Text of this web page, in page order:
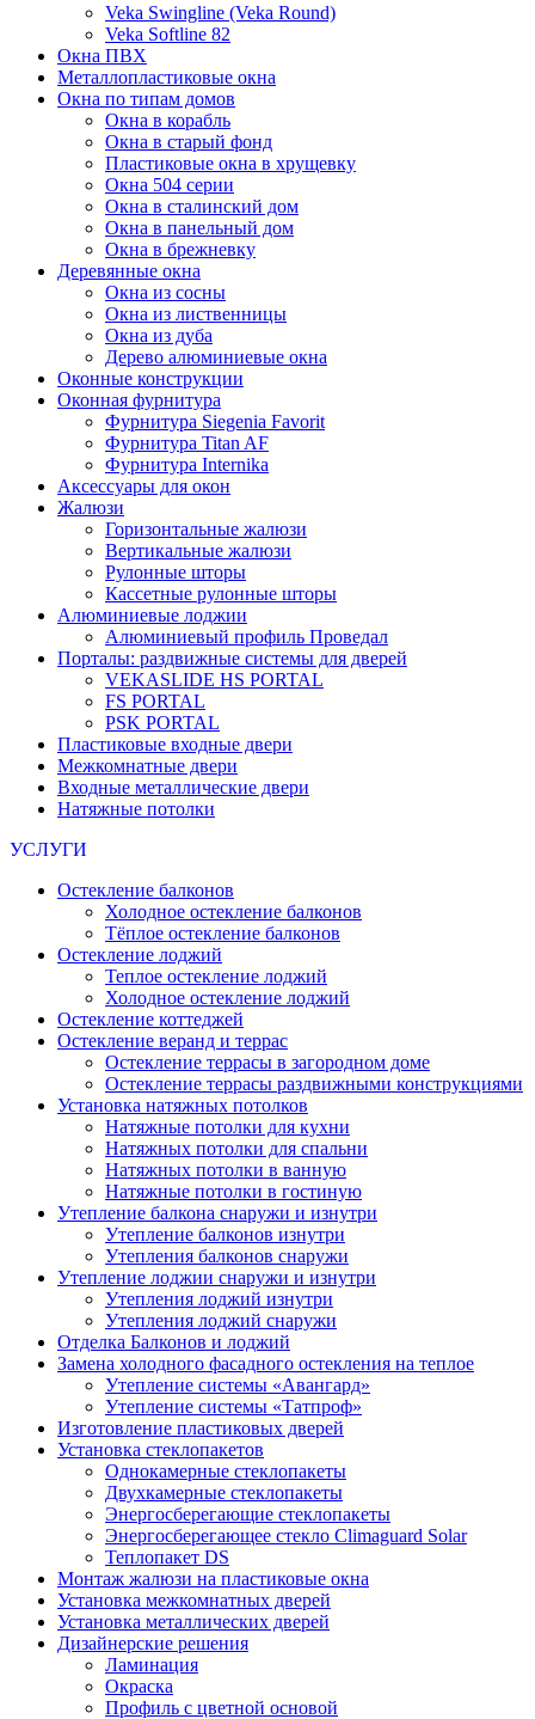
Veka Swingline (Veka Round)
Veka Softline 82
Окна ПВХ
Металлопластиковые окна
Окна по типам домов
Окна в корабль
Окна в старый фонд
Пластиковые окна в хрущевку
Окна 504 серии
Окна в сталинский дом
Окна в панельный дом
Окна в брежневку
Деревянные окна
Окна из сосны
Окна из лиственницы
Окна из дуба
Дерево алюминиевые окна
Оконные конструкции
Оконная фурнитура
Фурнитура Siegenia Favorit
Фурнитура Titan AF
Фурнитура Internika
Аксессуары для окон
Жалюзи
Горизонтальные жалюзи
Вертикальные жалюзи
Рулонные шторы
Кассетные рулонные шторы
Алюминиевые лоджии
Алюминиевый профиль Проведал
Порталы: раздвижные системы для дверей
VEKASLIDE HS PORTAL
FS PORTAL
PSK PORTAL
Пластиковые входные двери
Межкомнатные двери
Входные металлические двери
Натяжные потолки
УСЛУГИ
Остекление балконов
Холодное остекление балконов
Тёплое остекление балконов
Остекление лоджий
Теплое остекление лоджий
Холодное остекление лоджий
Остекление коттеджей
Остекление веранд и террас
Остекление террасы в загородном доме
Остекление террасы раздвижными конструкциями
Установка натяжных потолков
Натяжные потолки для кухни
Натяжных потолки для спальни
Натяжных потолки в ванную
Натяжные потолки в гостиную
Утепление балкона снаружи и изнутри
Утепление балконов изнутри
Утепления балконов снаружи
Утепление лоджии снаружи и изнутри
Утепления лоджий изнутри
Утепления лоджий снаружи
Отделка Балконов и лоджий
Замена холодного фасадного остекления на теплое
Утепление системы «Авангард»
Утепление системы «Татпроф»
Изготовление пластиковых дверей
Установка стеклопакетов
Однокамерные стеклопакеты
Двухкамерные стеклопакеты
Энергосберегающие стеклопакеты
Энергосберегающее стекло Climaguard Solar
Теплопакет DS
Монтаж жалюзи на пластиковые окна
Установка межкомнатных дверей
Установка металлических дверей
Дизайнерские решения
Ламинация
Окраска
Профиль с цветной основой